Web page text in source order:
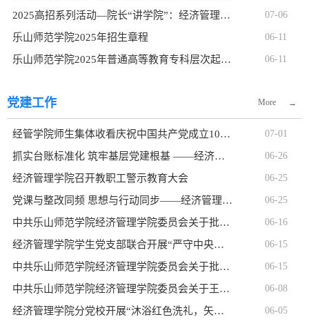
2025高招系列活动—院长“讲学院”：经济管理学院 07-06
乐山师范学院2025年招生章程 06-11
乐山师范学院2025年普通高等教育专科层次起点升本科教育招生... 06-11
党建工作 More →
经管学院师生集体收看庆祝中国共产党成立105周年大会 07-01
抓实台账标准化 筑牢基层党建根基 ——经济管理学院党委举办... 06-26
经济管理学院召开教职工警示教育大会 06-25
党课与整改同频 思想与行动同步——经济管理学院召开正确政绩... 06-25
中共乐山师范学院经济管理学院委员会关于批准王睿晗等10名同... 06-16
经济管理学院学生党支部联合开展“严守中央八项规定精神，涵... 06-15
中共乐山师范学院经济管理学院委员会关于批准王城洪等19名同... 06-15
中共乐山师范学院经济管理学院委员会关于王睿晗等10名新确定... 06-08
经济管理学院分党校开展“沐浴红色洗礼，矢志奋斗前行” 专题... 06-05